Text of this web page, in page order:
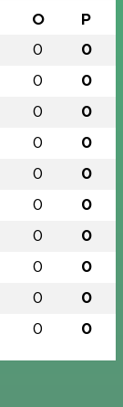
O P
0 0
0 0
0 0
0 0
0 0
0 0
0 0
0 0
0 0
0 0